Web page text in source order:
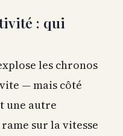
: qui
les chronos
— mais côté
une autre
sur la vitesse